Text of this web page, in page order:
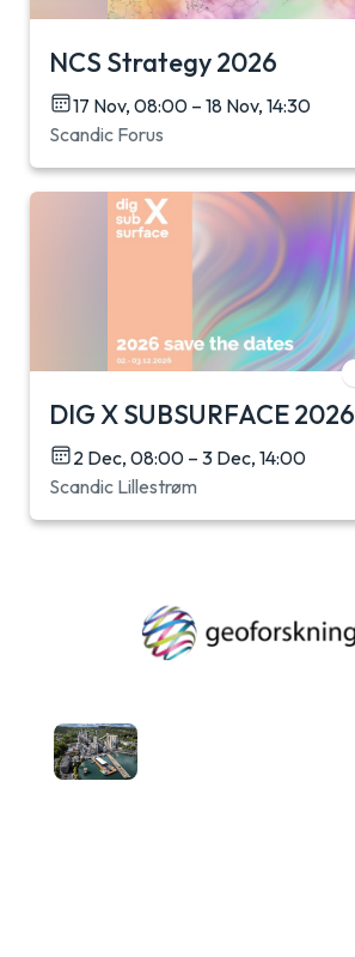
NCS Strategy 2026
17 Nov, 08:00 – 18 Nov, 14:30
Scandic Forus
DIG X SUBSURFACE 2026
2 Dec, 08:00 – 3 Dec, 14:00
Scandic Lillestrøm